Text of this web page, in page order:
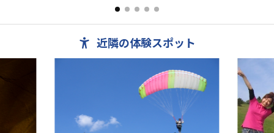
近隣の体験スポット